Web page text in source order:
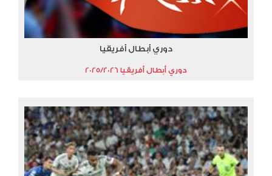
دوري أبطال أفريقيا
دوري أبطال أفريقيا 2025/2026